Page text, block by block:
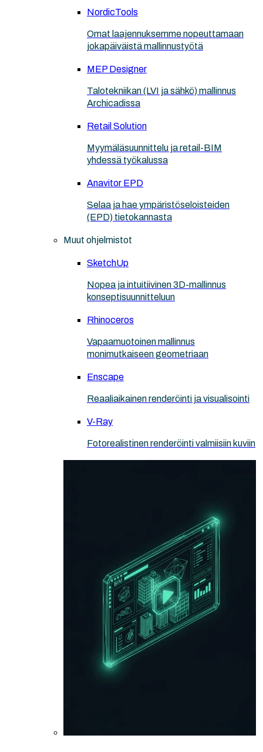
NordicTools
Omat laajennuksemme nopeuttamaan
jokapäiväistä mallinnustyötä
MEP Designer
Talotekniikan (LVI ja sähkö) mallinnus
Archicadissa
Retail Solution
Myymäläsuunnittelu ja retail-BIM
yhdessä työkalussa
Anavitor EPD
Selaa ja hae ympäristöseloisteiden
(EPD) tietokannasta
Muut ohjelmistot
SketchUp
Nopea ja intuitiivinen 3D-mallinnus
konseptisuunnitteluun
Rhinoceros
Vapaamuotoinen mallinnus
monimutkaiseen geometriaan
Enscape
Reaaliaikainen renderöinti ja visualisointi
V-Ray
Fotorealistinen renderöinti valmiisiin kuviin